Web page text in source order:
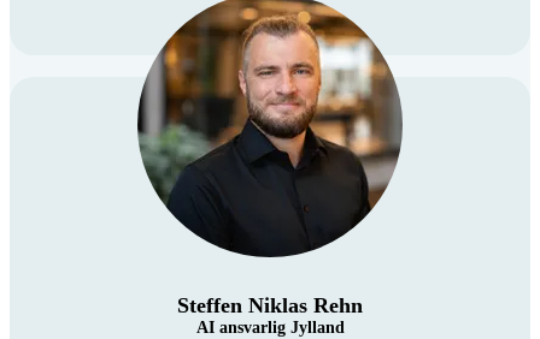
Steffen Niklas Rehn
AI ansvarlig Jylland